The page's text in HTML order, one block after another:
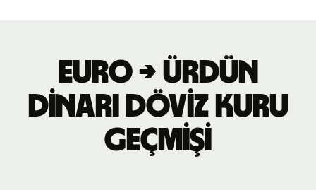
Euro → Ürdün
dinarı döviz kuru
geçmişi